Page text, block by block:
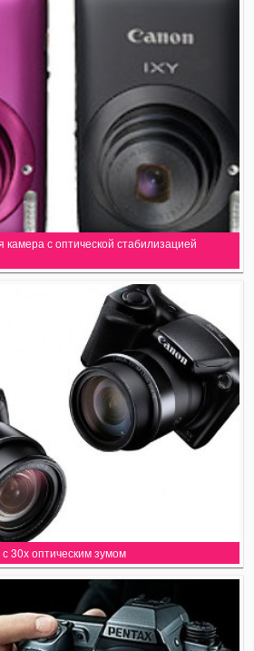
камера с оптической стабилизацией
30х оптическим зумом